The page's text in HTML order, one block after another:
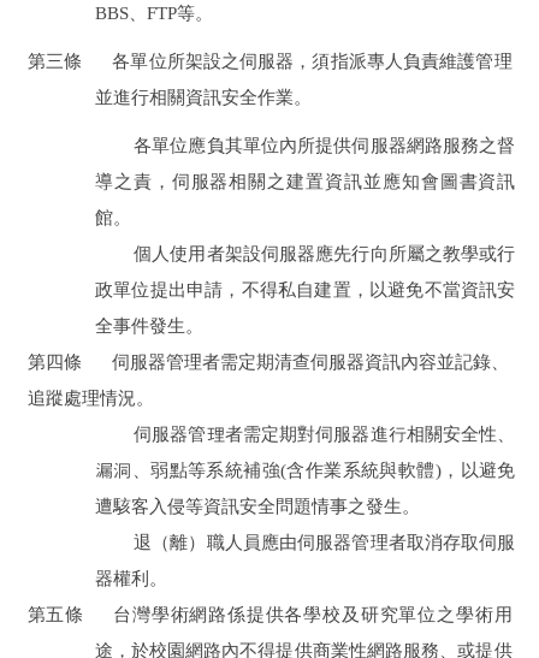
BBS、FTP等。
第三條
各單位所架設之伺服器，須指派專人負責維護管理
並進行相關資訊安全作業。
各單位應負其單位內所提供伺服器網路服務之督
導之責，伺服器相關之建置資訊並應知會圖書資訊
館。
個人使用者架設伺服器應先行向所屬之教學或行
政單位提出申請，不得私自建置，以避免不當資訊安
全事件發生。
第四條
伺服器管理者需定期清查伺服器資訊內容並記錄、
追蹤處理情況。
伺服器管理者需定期對伺服器進行相關安全性、
漏洞、弱點等系統補強(含作業系統與軟體)，以避免
遭駭客入侵等資訊安全問題情事之發生。
退（離）職人員應由伺服器管理者取消存取伺服
器權利。
第五條
台灣學術網路係提供各學校及研究單位之學術用
途，於校園網路內不得提供商業性網路服務、或提供